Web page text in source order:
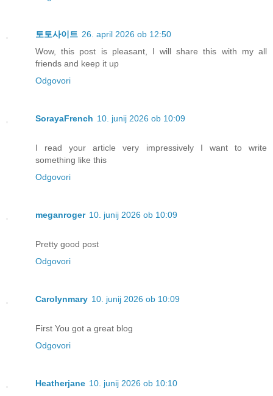
토토사이트 26. april 2026 ob 12:50
Wow, this post is pleasant, I will share this with my all
friends and keep it up
Odgovori
SorayaFrench 10. junij 2026 ob 10:09
I read your article very impressively I want to write
something like this
Odgovori
meganroger 10. junij 2026 ob 10:09
Pretty good post
Odgovori
Carolynmary 10. junij 2026 ob 10:09
First You got a great blog
Odgovori
Heatherjane 10. junij 2026 ob 10:10